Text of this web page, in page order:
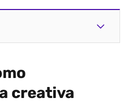
creativa